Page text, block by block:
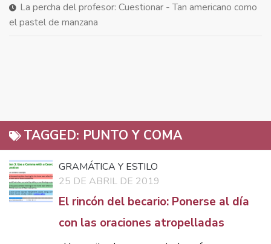
TAGGED: PUNTO Y COMA
GRAMÁTICA Y ESTILO
25 DE ABRIL DE 2019
El rincón del becario: Ponerse al día
con las oraciones atropelladas
La percha del profesor: Cuestionar - Tan americano como
el pastel de manzana